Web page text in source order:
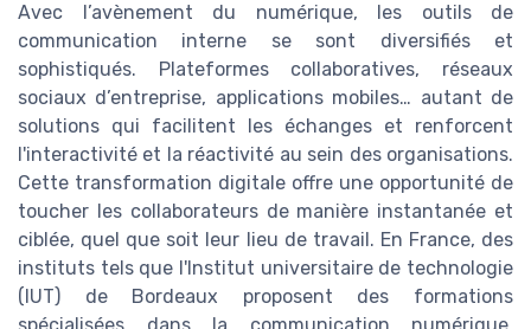
Avec l’avènement du numérique, les outils de
communication interne se sont diversifiés et
sophistiqués. Plateformes collaboratives, réseaux
sociaux d’entreprise, applications mobiles… autant de
solutions qui facilitent les échanges et renforcent
l'interactivité et la réactivité au sein des organisations.
Cette transformation digitale offre une opportunité de
toucher les collaborateurs de manière instantanée et
ciblée, quel que soit leur lieu de travail. En France, des
instituts tels que l'Institut universitaire de technologie
(IUT) de Bordeaux proposent des formations